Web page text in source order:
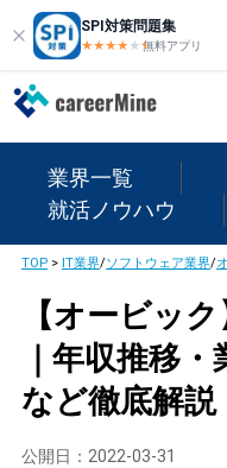
SPI対策問題集
★★★★ ★★
無料アプリ
業界一覧
就活ノウハウ
TOP> IT業界/ソフトウェア業界/
【オービッ
｜年収推移
など徹底解説
公開日： 2022-03-31